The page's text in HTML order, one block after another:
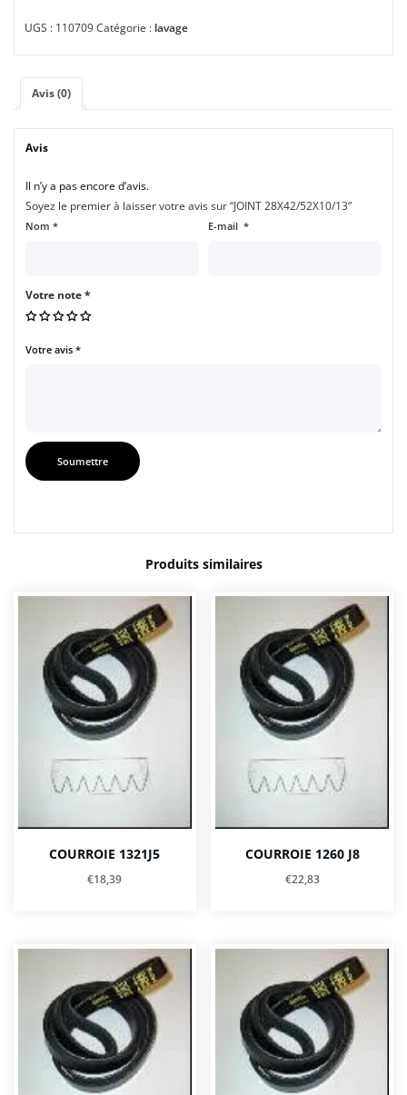
UGS : 110709Catégorie : lavage
Avis (0)
Avis
Il n’y a pas encore d’avis.
Soyez le premier à laisser votre avis sur “JOINT 28X42/52X10/13”
Nom * E-mail *
Votre note*
Votre avis *
Produits similaires
COURROIE 1321J5
€18,39
COURROIE 1260 J8
€22,83